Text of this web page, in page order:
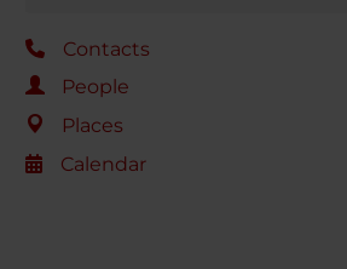
Contacts
People
Places
Calendar